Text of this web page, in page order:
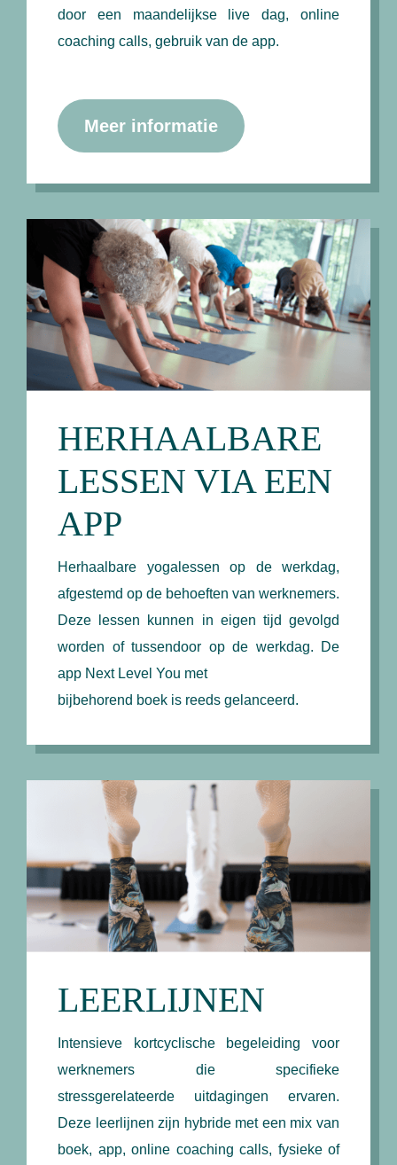
door een maandelijkse live dag, online
coaching calls, gebruik van de app.
Meer informatie
HERHAALBARE
LESSEN VIA EEN
APP
Herhaalbare yogalessen op de werkdag,
afgestemd op de behoeften van werknemers.
Deze lessen kunnen in eigen tijd gevolgd
worden of tussendoor op de werkdag. De
app Next Level You met
bijbehorend boek is reeds gelanceerd.
LEERLIJNEN
Intensieve kortcyclische begeleiding voor
werknemers die specifieke
stressgerelateerde uitdagingen ervaren.
Deze leerlijnen zijn hybride met een mix van
boek, app, online coaching calls, fysieke of